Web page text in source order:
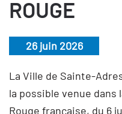
ROUGE
26 juin 2026
La Ville de Sainte-
la possible venue dans
Rouge française, du 6